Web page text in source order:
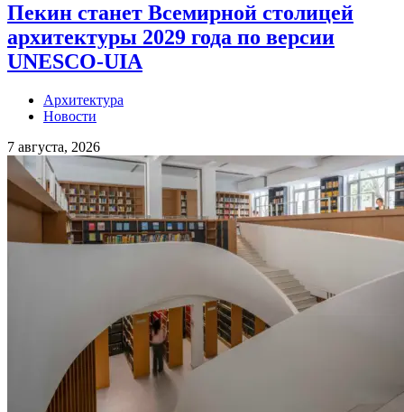
Пекин станет Всемирной столицей
архитектуры 2029 года по версии
UNESCO-UIA
Архитектура
Новости
7 августа, 2026